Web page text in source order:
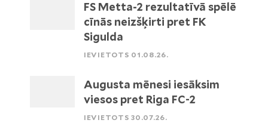
FS Metta-2 rezultatīvā spēlē
cīnās neizšķirti pret FK
Sigulda
IEVIETOTS 01.08.26.
Augusta mēnesi iesāksim
viesos pret Riga FC-2
IEVIETOTS 30.07.26.